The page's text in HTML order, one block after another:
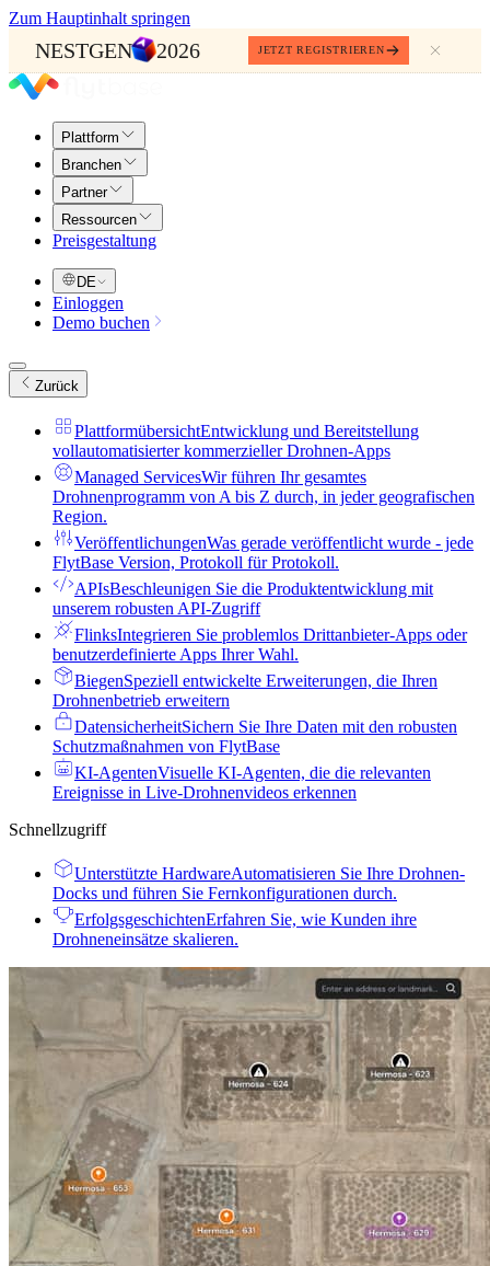
Zum Hauptinhalt springen
NESTGEN 2026 JETZT REGISTRIEREN
Plattform
Branchen
Partner
Ressourcen
Preisgestaltung
DE
Einloggen
Demo buchen
Zurück
PlattformübersichtEntwicklung und Bereitstellung
vollautomatisierter kommerzieller Drohnen-Apps
Managed ServicesWir führen Ihr gesamtes
Drohnenprogramm von A bis Z durch, in jeder geografischen
Region.
VeröffentlichungenWas gerade veröffentlicht wurde - jede
FlytBase Version, Protokoll für Protokoll.
APIsBeschleunigen Sie die Produktentwicklung mit
unserem robusten API-Zugriff
FlinksIntegrieren Sie problemlos Drittanbieter-Apps oder
benutzerdefinierte Apps Ihrer Wahl.
BiegenSpeziell entwickelte Erweiterungen, die Ihren
Drohnenbetrieb erweitern
DatensicherheitSichern Sie Ihre Daten mit den robusten
Schutzmaßnahmen von FlytBase
KI-AgentenVisuelle KI-Agenten, die die relevanten
Ereignisse in Live-Drohnenvideos erkennen
Schnellzugriff
Unterstützte HardwareAutomatisieren Sie Ihre Drohnen-
Docks und führen Sie Fernkonfigurationen durch.
ErfolgsgeschichtenErfahren Sie, wie Kunden ihre
Drohneneinsätze skalieren.